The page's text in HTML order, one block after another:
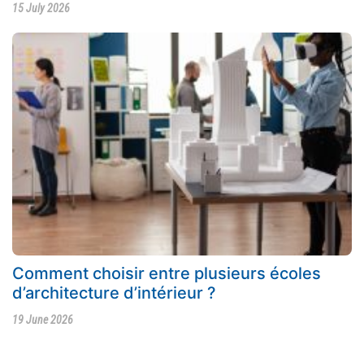
15 July 2026
Comment choisir entre plusieurs écoles
d’architecture d’intérieur ?
19 June 2026